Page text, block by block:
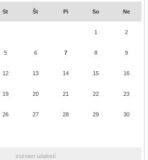
St Št Pi So Ne
1 2
5 6 7 8 9
12 13 14 15 16
19 20 21 22 23
26 27 28 29 30
zoznam udalostí